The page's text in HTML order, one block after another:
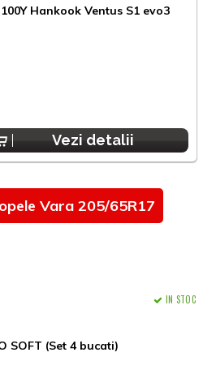
Hankook Ventus S1 evo3
Vezi detalii
Vara 205/65R17
SOFT (Set 4 bucati)
IN STOC